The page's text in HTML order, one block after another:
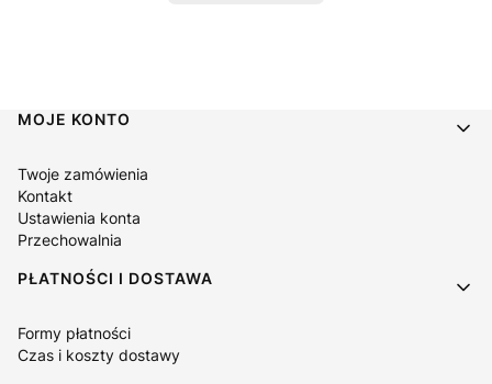
Linki w stopce
MOJE KONTO
Twoje zamówienia
Kontakt
Ustawienia konta
Przechowalnia
PŁATNOŚCI I DOSTAWA
Formy płatności
Czas i koszty dostawy